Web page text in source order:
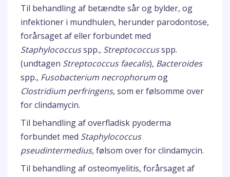
Til behandling af betændte sår og bylder, og
infektioner i mundhulen, herunder parodontose,
forårsaget af eller forbundet med
Staphylococcusspp., Streptococcusspp.
(undtagen Streptococcus faecalis), Bacteroides
spp., Fusobacterium necrophorumog
Clostridium perfringens,som er følsomme over
for clindamycin.
Til behandling af overfladisk pyoderma
forbundet med Staphylococcus
pseudintermedius,følsom over for clindamycin.
Til behandling af osteomyelitis, forårsaget af